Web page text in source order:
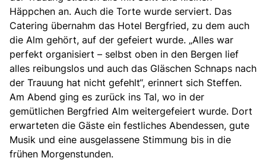
Häppchen an. Auch die Torte wurde serviert. Das
Catering übernahm das Hotel Bergfried, zu dem auch
die Alm gehört, auf der gefeiert wurde. „Alles war
perfekt organisiert – selbst oben in den Bergen lief
alles reibungslos und auch das Gläschen Schnaps nach
der Trauung hat nicht gefehlt“, erinnert sich Steffen.
Am Abend ging es zurück ins Tal, wo in der
gemütlichen Bergfried Alm weitergefeiert wurde. Dort
erwarteten die Gäste ein festliches Abendessen, gute
Musik und eine ausgelassene Stimmung bis in die
frühen Morgenstunden.